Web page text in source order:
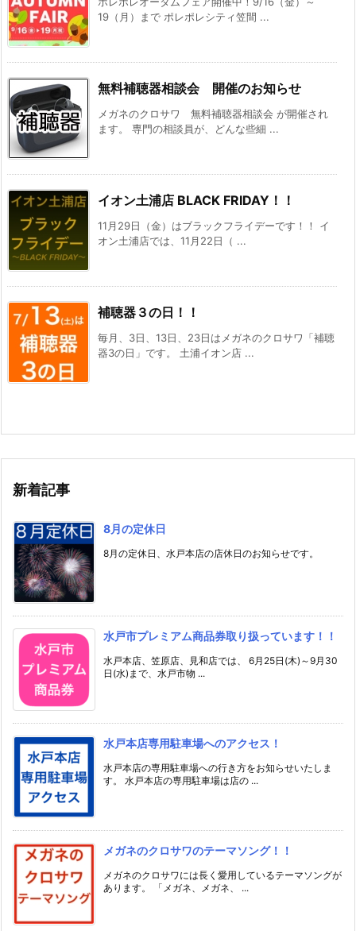
19（月）まで ポレポレシティ笠間 ...
無料補聴器相談会 開催のお知らせ
メガネのクロサワ 無料補聴器相談会 が開催され
ます。 専門の相談員が、どんな些細 ...
イオン土浦店 BLACK FRIDAY！！
11月29日（金）はブラックフライデーです！！ イ
オン土浦店では、11月22日（ ...
補聴器３の日！！
毎月、3日、13日、23日はメガネのクロサワ「補聴
器3の日」です。 土浦イオン店 ...
新着記事
8月の定休日
8月の定休日、水戸本店の店休日のお知らせです。
水戸市プレミアム商品券取り扱っています！！
水戸本店、笠原店、見和店では、 6月25日(木)～9月30
日(水)まで、水戸市物 ...
水戸本店専用駐車場へのアクセス！
水戸本店の専用駐車場への行き方をお知らせいたしま
す。 水戸本店の専用駐車場は店の ...
メガネのクロサワのテーマソング！！
メガネのクロサワには長く愛用しているテーマソングが
あります。 「メガネ、メガネ、 ...